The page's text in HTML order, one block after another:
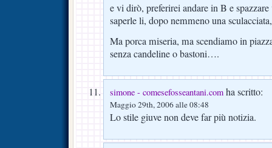
e vi dirò, preferirei andare in B e
saperle li, dopo nemmeno una
Ma porca miseria, ma scendiamo in
senza candeline o bastoni….
simone - comesefosseantani.com ha scritto:
Maggio 29th, 2006 alle 08:48
Lo stile giuve non deve far più notizia.